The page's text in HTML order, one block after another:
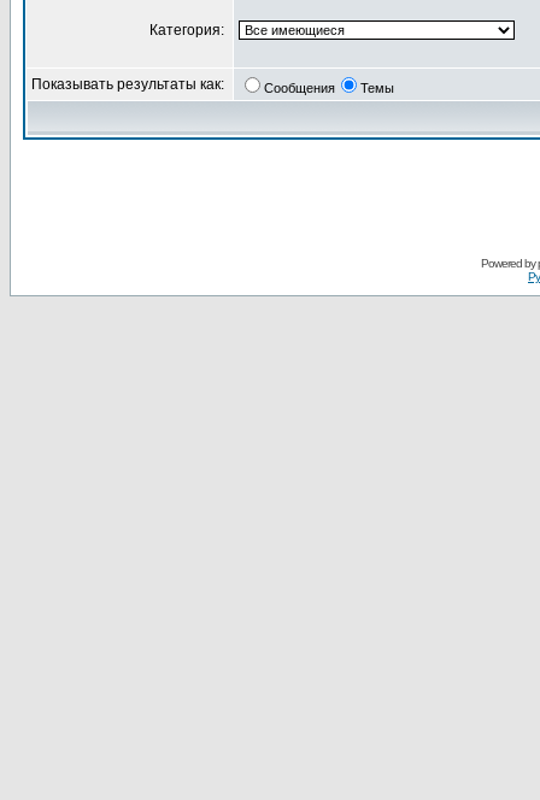
Категория:
Показывать результаты как: Сообщения Темы
Powered by